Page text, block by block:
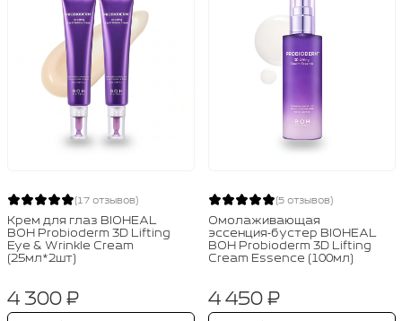
(17 отзывов)
Крем для глаз BIOHEAL
BOH Probioderm 3D Lifting
Eye & Wrinkle Cream
(25мл*2шт)
4 300 ₽
(5 отзывов)
Омолаживающая
эссенция‑бустер BIOHEAL
BOH Probioderm 3D Lifting
Cream Essence (100мл)
4 450 ₽